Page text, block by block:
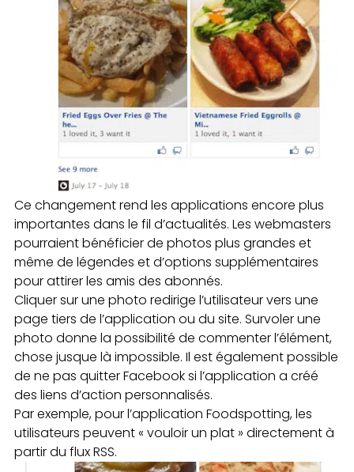
Ce changement rend les applications encore plus
importantes dans le fil d’actualités. Les webmasters
pourraient bénéficier de photos plus grandes et
même de légendes et d’options supplémentaires
pour attirer les amis des abonnés.
Cliquer sur une photo redirige l’utilisateur vers une
page tiers de l’application ou du site. Survoler une
photo donne la possibilité de commenter l’élément,
chose jusque là impossible. Il est également possible
de ne pas quitter Facebook si l’application a créé
des liens d’action personnalisés.
Par exemple, pour l’application Foodspotting, les
utilisateurs peuvent « vouloir un plat » directement à
partir du flux RSS.